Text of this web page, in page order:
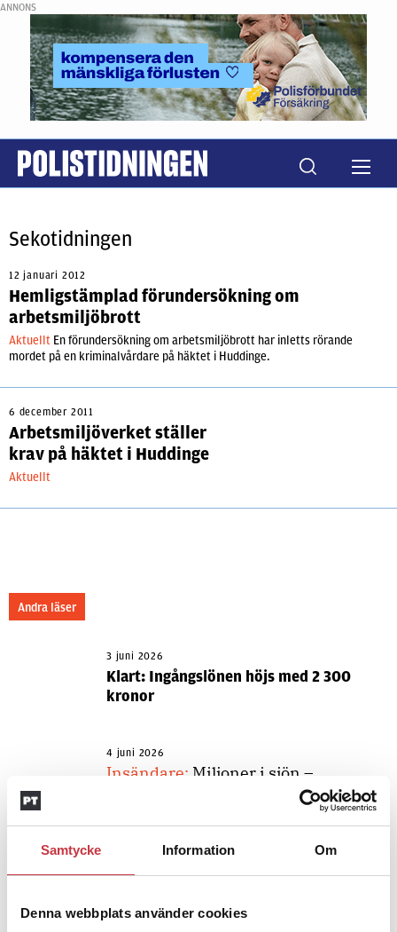
Samtycke Information Om
Denna webbplats använder cookies
ANNONS
Sekotidningen
12 januari 2012
Hemligstämplad förundersökning om
arbetsmiljöbrott
Aktuellt En förundersökning om arbetsmiljöbrott har inletts rörande
mordet på en kriminalvårdare på häktet i Huddinge.
6 december 2011
Arbetsmiljöverket ställer
krav på häktet i Huddinge
Aktuellt
Andra läser
3 juni 2026
Klart: Ingångslönen höjs med 2 300
kronor
4 juni 2026
Insändare: Miljoner i sjön –
polisaspiranter underkänns på
1 juni 2026
– nu ska han lära sig grunderna